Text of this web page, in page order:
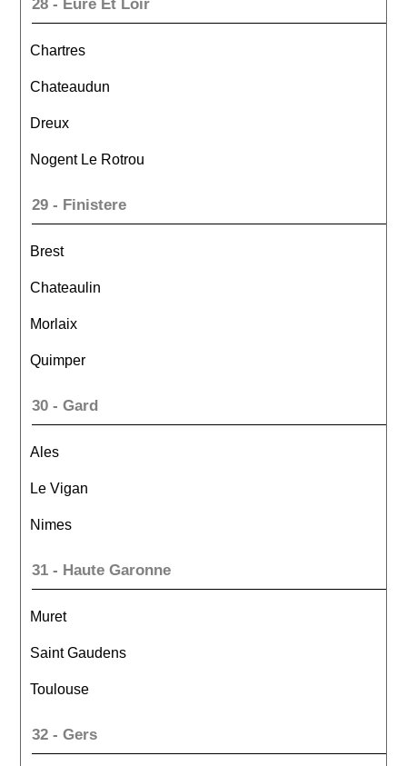
28 - Eure Et Loir
Chartres
Chateaudun
Dreux
Nogent Le Rotrou
29 - Finistere
Brest
Chateaulin
Morlaix
Quimper
30 - Gard
Ales
Le Vigan
Nimes
31 - Haute Garonne
Muret
Saint Gaudens
Toulouse
32 - Gers